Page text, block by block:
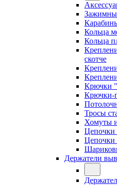
Кольца
Кольца
скотче
Крючки
Крючки-
Тросы
Хомуты
Цепочки
Цепочки
Держатели